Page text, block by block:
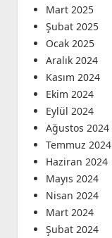
Mart 2025
Şubat 2025
Ocak 2025
Aralık 2024
Kasım 2024
Ekim 2024
Eylül 2024
Ağustos 2024
Temmuz 2024
Haziran 2024
Mayıs 2024
Nisan 2024
Mart 2024
Şubat 2024